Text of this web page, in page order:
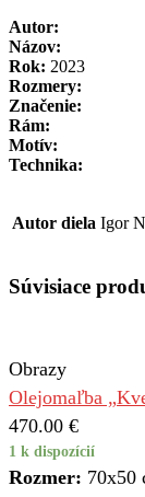
Autor:
Názov:
Rok: 2023
Rozmery:
Značenie:
Rám:
Motív:
Technika:
Autor diela Igor
Súvisiace
Obrazy
Olejomaľba
470.00 €
1 k dispozícií
Rozmer: 70x50